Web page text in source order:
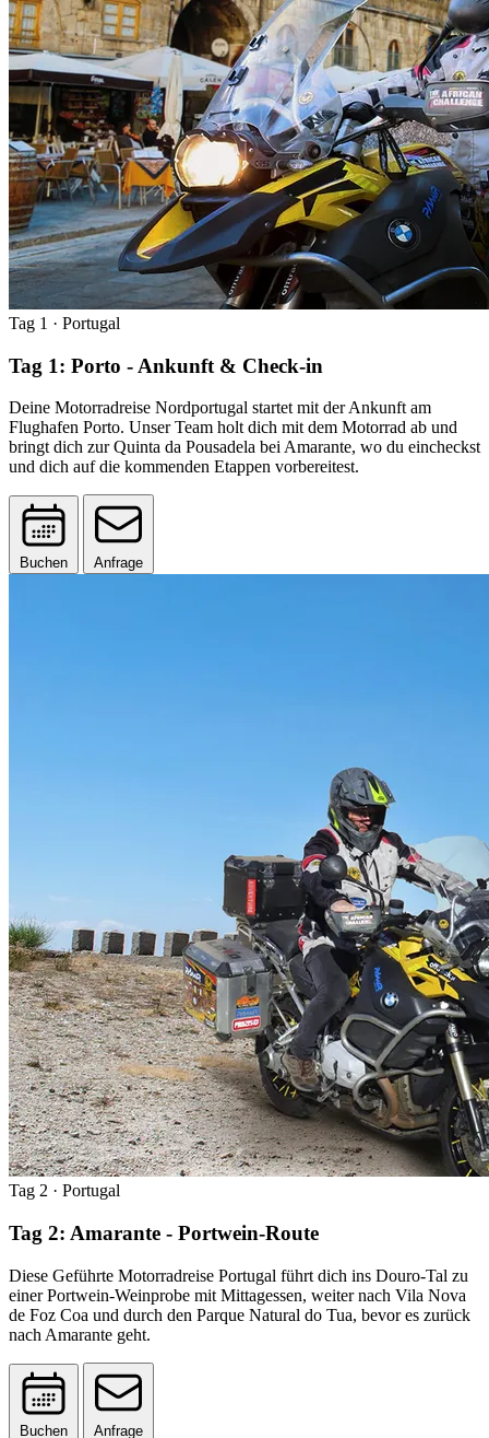
Tag 1 · Portugal
Tag 1: Porto - Ankunft & Check-in
Deine Motorradreise Nordportugal startet mit der Ankunft am
Flughafen Porto. Unser Team holt dich mit dem Motorrad ab und
bringt dich zur Quinta da Pousadela bei Amarante, wo du eincheckst
und dich auf die kommenden Etappen vorbereitest.
Buchen Anfrage
Tag 2 · Portugal
Tag 2: Amarante - Portwein-Route
Diese Geführte Motorradreise Portugal führt dich ins Douro-Tal zu
einer Portwein-Weinprobe mit Mittagessen, weiter nach Vila Nova
de Foz Coa und durch den Parque Natural do Tua, bevor es zurück
nach Amarante geht.
Buchen Anfrage